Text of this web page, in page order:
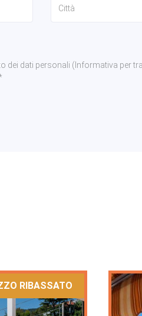
dei dati personali (Informativa per
RIBASSATO